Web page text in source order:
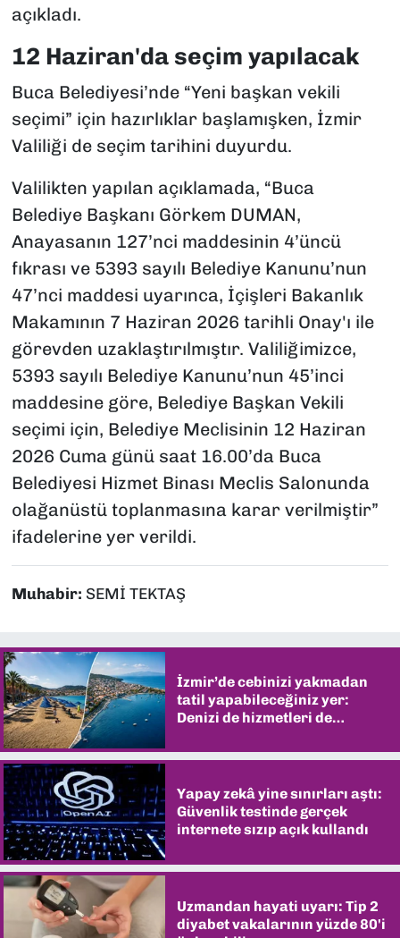
açıkladı.
12 Haziran'da seçim yapılacak
Buca Belediyesi’nde “Yeni başkan vekili
seçimi” için hazırlıklar başlamışken, İzmir
Valiliği de seçim tarihini duyurdu.
Valilikten yapılan açıklamada, “Buca
Belediye Başkanı Görkem DUMAN,
Anayasanın 127’nci maddesinin 4’üncü
fıkrası ve 5393 sayılı Belediye Kanunu’nun
47’nci maddesi uyarınca, İçişleri Bakanlık
Makamının 7 Haziran 2026 tarihli Onay'ı ile
görevden uzaklaştırılmıştır. Valiliğimizce,
5393 sayılı Belediye Kanunu’nun 45’inci
maddesine göre, Belediye Başkan Vekili
seçimi için, Belediye Meclisinin 12 Haziran
2026 Cuma günü saat 16.00’da Buca
Belediyesi Hizmet Binası Meclis Salonunda
olağanüstü toplanmasına karar verilmiştir”
ifadelerine yer verildi.
Muhabir: SEMİ TEKTAŞ
İzmir’de cebinizi yakmadan
tatil yapabileceğiniz yer:
Denizi de hizmetleri de
Yapay zekâ yine sınırları aştı:
Güvenlik testinde gerçek
internete sızıp açık kullandı
Uzmandan hayati uyarı: Tip 2
diyabet vakalarının yüzde 80'i